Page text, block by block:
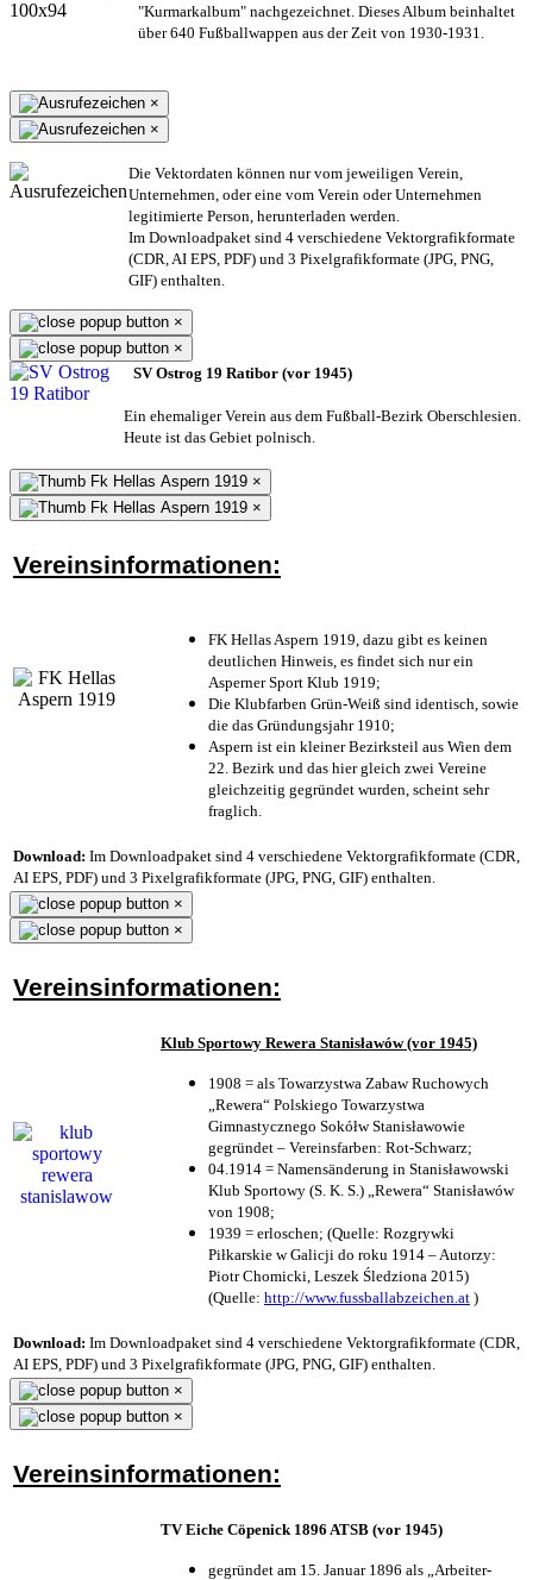
"Kurmarkalbum" nachgezeichnet. Dieses Album beinhaltet
über 640 Fußballwappen aus der Zeit von 1930-1931.
×
×
Die Vektordaten können nur vom jeweiligen Verein,
Unternehmen, oder eine vom Verein oder Unternehmen
legitimierte Person, herunterladen werden.
Im Downloadpaket sind 4 verschiedene Vektorgrafikformate
(CDR, AI EPS, PDF) und 3 Pixelgrafikformate (JPG, PNG,
GIF) enthalten.
×
×
SV Ostrog 19 Ratibor (vor 1945)
Ein ehemaliger Verein aus dem Fußball-Bezirk Oberschlesien.
Heute ist das Gebiet polnisch.
×
×
Vereinsinformationen:
FK Hellas Aspern 1919, dazu gibt es keinen
deutlichen Hinweis, es findet sich nur ein
Asperner Sport Klub 1919;
Die Klubfarben Grün-Weiß sind identisch, sowie
die das Gründungsjahr 1910;
Aspern ist ein kleiner Bezirksteil aus Wien dem
22. Bezirk und das hier gleich zwei Vereine
gleichzeitig gegründet wurden, scheint sehr
fraglich.
Download: Im Downloadpaket sind 4 verschiedene Vektorgrafikformate (CDR,
AI EPS, PDF) und 3 Pixelgrafikformate (JPG, PNG, GIF) enthalten.
×
×
Vereinsinformationen:
Klub Sportowy Rewera Stanisławów (vor 1945)
1908 = als Towarzystwa Zabaw Ruchowych
„Rewera“ Polskiego Towarzystwa
Gimnastycznego Sokółw Stanisławowie
gegründet – Vereinsfarben: Rot-Schwarz;
04.1914 = Namensänderung in Stanisławowski
Klub Sportowy (S. K. S.) „Rewera“ Stanisławów
von 1908;
1939 = erloschen; (Quelle: Rozgrywki
Piłkarskie w Galicji do roku 1914 – Autorzy:
Piotr Chomicki, Leszek Śledziona 2015)
(Quelle: http://www.fussballabzeichen.at )
Download: Im Downloadpaket sind 4 verschiedene Vektorgrafikformate (CDR,
AI EPS, PDF) und 3 Pixelgrafikformate (JPG, PNG, GIF) enthalten.
×
×
Vereinsinformationen:
TV Eiche Cöpenick 1896 ATSB (vor 1945)
gegründet am 15. Januar 1896 als „Arbeiter-